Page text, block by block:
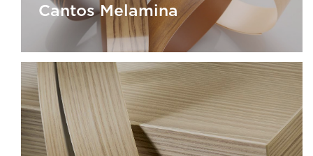
Cantos Melamina
Cantos Melamina